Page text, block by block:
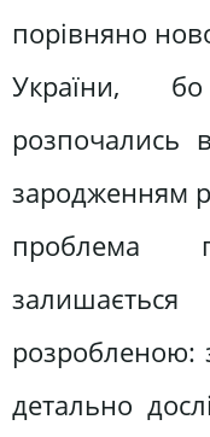
порівняно
України,
розпочались
зародженням
проблема
розробленою:
детально